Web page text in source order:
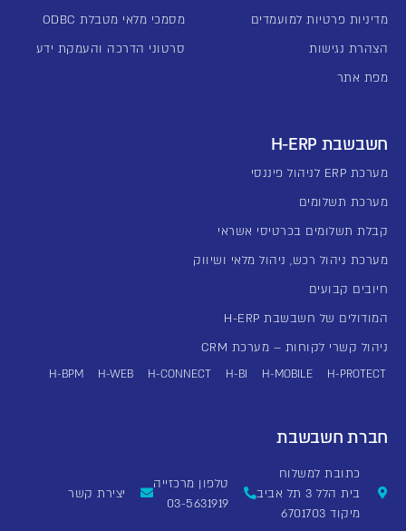
מדיניות פרטיות למועמדים
הצהרת נגישות
מפת אתר
מסמכי מלאי מטבלת ODBC
סרטוני הדרכה והעמקת ידע
חשבשבת H-ERP
מערכת ERP לניהול פיננסי
מערכת תשלומים
קבלת תשלומים בכרטיסי אשראי
מערכת ניהול רכש, ניהול מלאי ושיווק
חיובים קבועים
המודולים של חשבשבת H-ERP
ניהול קשרי לקוחות – מערכת CRM
H-PROTECT
H-MOBILE
H-BI
H-CONNECT
H-WEB
H-BPM
חברת חשבשבת
כתובת למשלוח
בית הלל 3 תל אביב
מיקוד 6701703
טלפון מרכזייה
03-5631919
יצירת קשר